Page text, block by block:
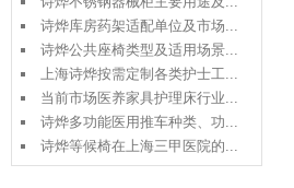
诗烨库房药架适配单位及市场...
诗烨公共座椅类型及适用场景...
上海诗烨按需定制各类护士工...
当前市场医养家具护理床行业...
诗烨多功能医用推车种类、功...
诗烨等候椅在上海三甲医院的...